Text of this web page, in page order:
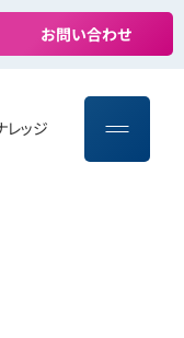
お問い合わせ
レッジ